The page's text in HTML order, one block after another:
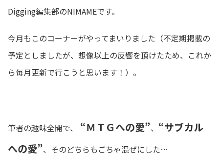
Digging編集部のNIMAMEです。
今月もこのコーナーがやってまいりました（不定期掲載の
予定としましたが、想像以上の反響を頂けたため、これか
ら毎月更新で行こうと思います！）。
筆者の趣味全開で、 “ＭＴＧへの愛”、 “サブカル
への愛”、そのどちらもごちゃ混ぜにした…